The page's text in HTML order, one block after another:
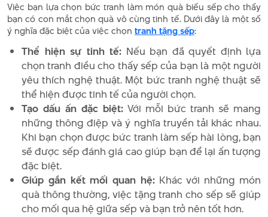
Việc bạn lựa chọn bức tranh làm món quà biếu sếp cho thấy
bạn có con mắt chọn quà vô cùng tinh tế. Dưới đây là một số
ý nghĩa đặc biệt của việc chọn tranh tặng sếp:
Thể hiện sự tinh tế: Nếu bạn đã quyết định lựa
chọn tranh điều cho thấy sếp của bạn là một người
yêu thích nghệ thuật. Một bức tranh nghệ thuật sẽ
thể hiện được tinh tế của người chọn.
Tạo dấu ấn đặc biệt: Với mỗi bức tranh sẽ mang
những thông điệp và ý nghĩa truyền tải khác nhau.
Khi bạn chọn được bức tranh làm sếp hài lòng, bạn
sẽ được sếp đánh giá cao giúp bạn để lại ấn tượng
đặc biệt.
Giúp gắn kết mối quan hệ:Khác với những món
quà thông thường, việc tặng tranh cho sếp sẽ giúp
cho mối qua hệ giữa sếp và bạn trở nên tốt hơn.